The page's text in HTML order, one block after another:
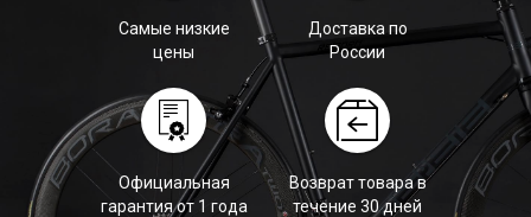
Самые низкие
цены
Доставка по
России
Официальная
гарантия от 1 года
Возврат товара в
течение 30 дней